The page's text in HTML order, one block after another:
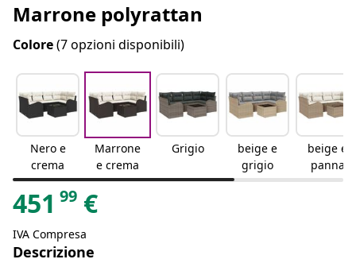
Marrone polyrattan
Colore(7 opzioni disponibili)
Nero e
crema
Marrone
e crema
Grigio
beige e
grigio
beige e
panna
451 99 €
IVA Compresa
Descrizione